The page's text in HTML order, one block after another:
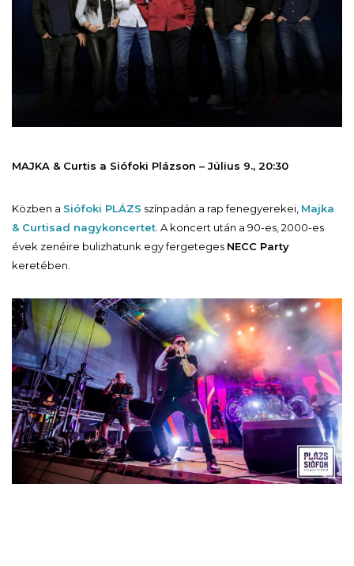
MAJKA & Curtis a Siófoki Plázson – Július 9., 20:30
Közben a Siófoki PLÁZS színpadán a rap fenegyerekei, Majka
& Curtisad nagykoncertet . A koncert után a 90-es, 2000-es
évek zenéire bulizhatunk egy fergeteges NECC Party
keretében.